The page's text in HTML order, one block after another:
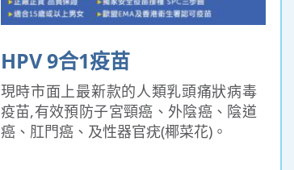
HPV 9合1疫苗
現時市面上最新款的人類乳頭痛狀病毒
疫苗,有效預防子宮頸癌、外陰癌、陰道
癌、肛門癌、及性器官疣(椰菜花)。